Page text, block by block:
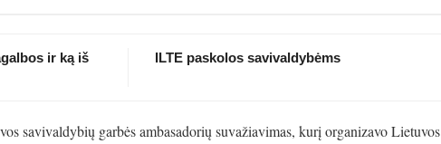
ir ką iš
ILTE paskolos savivaldybėms
savivaldybių garbės ambasadorių suvažiavimas, kurį organizavo Lietuvos